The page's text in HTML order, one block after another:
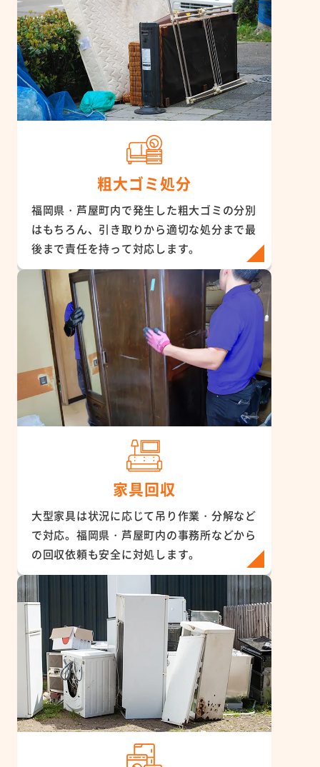
粗大ゴミ処分
福岡県・芦屋町内で発生した粗大ゴミの分別
はもちろん、引き取りから適切な処分まで最
後まで責任を持って対応します。
家具回収
大型家具は状況に応じて吊り作業・分解など
で対応。福岡県・芦屋町内の事務所などから
の回収依頼も安全に対処します。